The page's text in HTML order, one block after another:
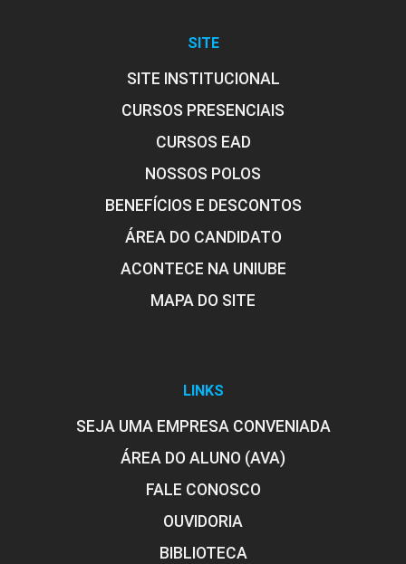
SITE
SITE INSTITUCIONAL
CURSOS PRESENCIAIS
CURSOS EAD
NOSSOS POLOS
BENEFÍCIOS E DESCONTOS
ÁREA DO CANDIDATO
ACONTECE NA UNIUBE
MAPA DO SITE
LINKS
SEJA UMA EMPRESA CONVENIADA
ÁREA DO ALUNO (AVA)
FALE CONOSCO
OUVIDORIA
BIBLIOTECA